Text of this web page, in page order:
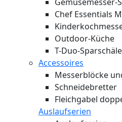
Chef Essentials
Outdoor-Küche
T-Duo-
Accessoires
Messerblöcke
Schneidebretter
Fleichgabel
Auslaufserien